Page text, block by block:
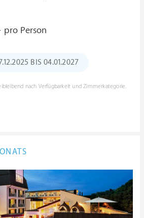
pro Person
BIS 04.01.2027
nach Verfügbarkeit und Zimmerkategorie.